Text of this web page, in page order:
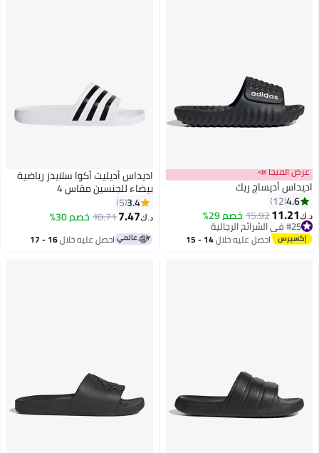
4
عرض الميجا 📣
اديداس أديساج ريك
4.6
12
د.ك‏11.21
15.92خصم 29%
#25 في الشرائح الرجالية
#25 في الشرائح الرجالية احصل عليه خلال 14 - 15
اديداس أديليت أكوا سلايدز رياضية
بيضاء للجنسين مقاس 4
3.4
5
د.ك‏7.47
10.71خصم 30%
احصل عليه خلال 16 - 17